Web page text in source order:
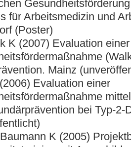
für Arbeitsmedizin und
(Poster)
K (2007) Evaluation einer
Mainz
Evaluation einer
bei Typ-2-
K (2005)